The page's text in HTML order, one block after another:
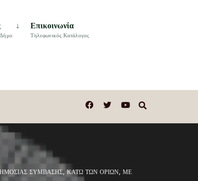
Επικοινωνία
Τηλεφωνικός Κατάλογος
ΣΥΜΒΑΣΗΣ, ΚΑΤΩ ΤΩΝ ΟΡΙΩΝ, ΜΕ